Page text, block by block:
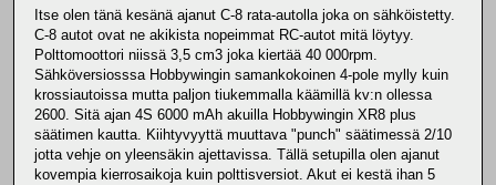
Itse olen tänä kesänä ajanut C-8 rata-autolla joka on sähköistetty.
C-8 autot ovat ne akikista nopeimmat RC-autot mitä löytyy.
Polttomoottori niissä 3,5 cm3 joka kiertää 40 000rpm.
Sähköversiosssa Hobbywingin samankokoinen 4-pole mylly kuin
krossiautoissa mutta paljon tiukemmalla käämillä kv:n ollessa
2600. Sitä ajan 4S 6000 mAh akuilla Hobbywingin XR8 plus
säätimen kautta. Kiihtyvyyttä muuttava "punch" säätimessä 2/10
jotta vehje on yleensäkin ajettavissa. Tällä setupilla olen ajanut
kovempia kierrosaikoja kuin polttisversiot. Akut ei kestä ihan 5